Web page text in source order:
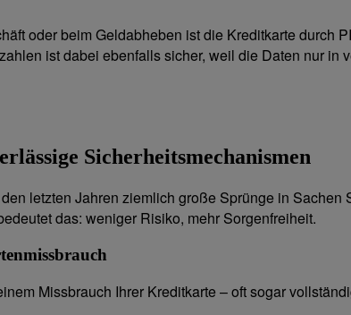
oder beim Geldabheben ist die Kreditkarte
ist dabei ebenfalls sicher, weil die Daten nur
Sicherheitsmechanismen
letzten Jahren ziemlich große Sprünge in
das: weniger Risiko, mehr Sorgenfreiheit.
Missbrauch Ihrer Kreditkarte – oft sogar